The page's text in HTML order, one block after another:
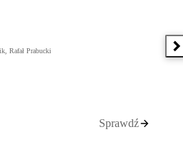
Rafał Prabucki
Sprawdź